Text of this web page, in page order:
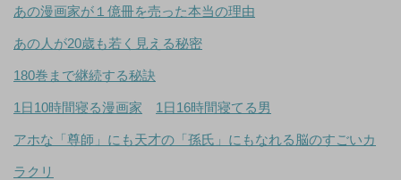
あの漫画家が１億冊を売った本当の理由
あの人が20歳も若く見える秘密
180巻まで継続する秘訣
1日10時間寝る漫画家 1日16時間寝てる男
アホな「尊師」にも天才の「孫氏」にもなれる脳のすごいカ
ラクリ